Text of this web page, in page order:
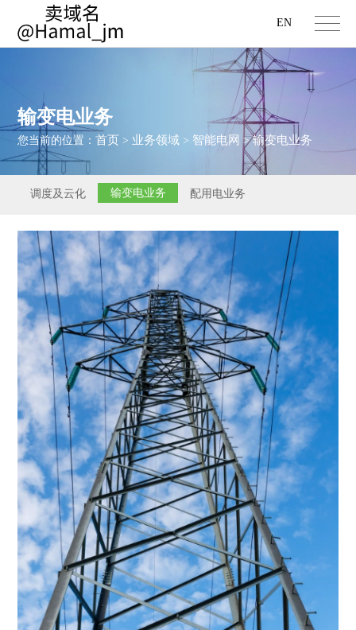
EN
输变电业务
您当前的位置：首页 > 业务领域 > 智能电网 >输变电业务
调度及云化 输变电业务 配用电业务